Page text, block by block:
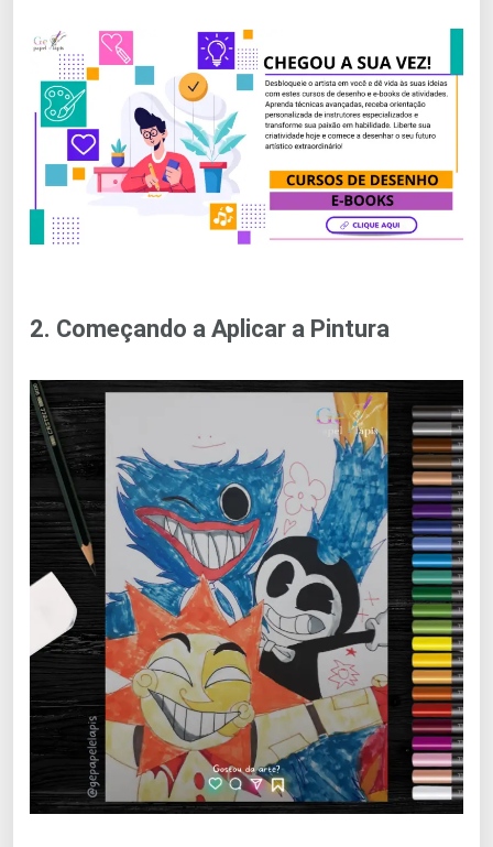
2. Começando a Aplicar a Pintura